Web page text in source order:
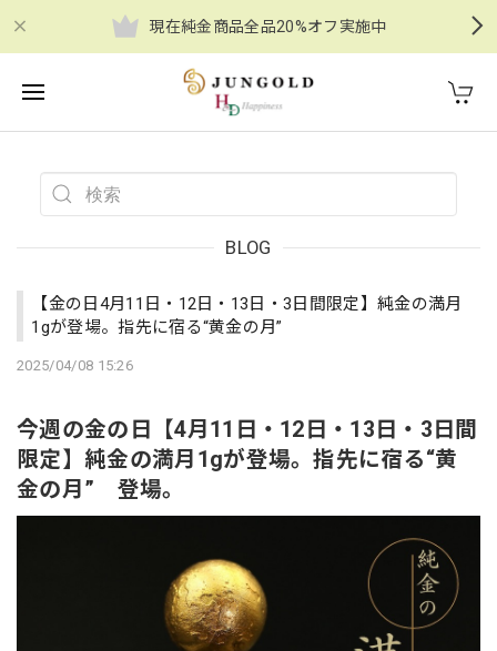
現在純金商品全品20%オフ実施中
BLOG
【金の日4月11日・12日・13日・3日間限定】純金の満月
1gが登場。指先に宿る“黄金の月”
2025/04/08 15:26
今週の金の日【4月11日・12日・13日・3日間
限定】純金の満月1gが登場。指先に宿る“黄
金の月” 登場。